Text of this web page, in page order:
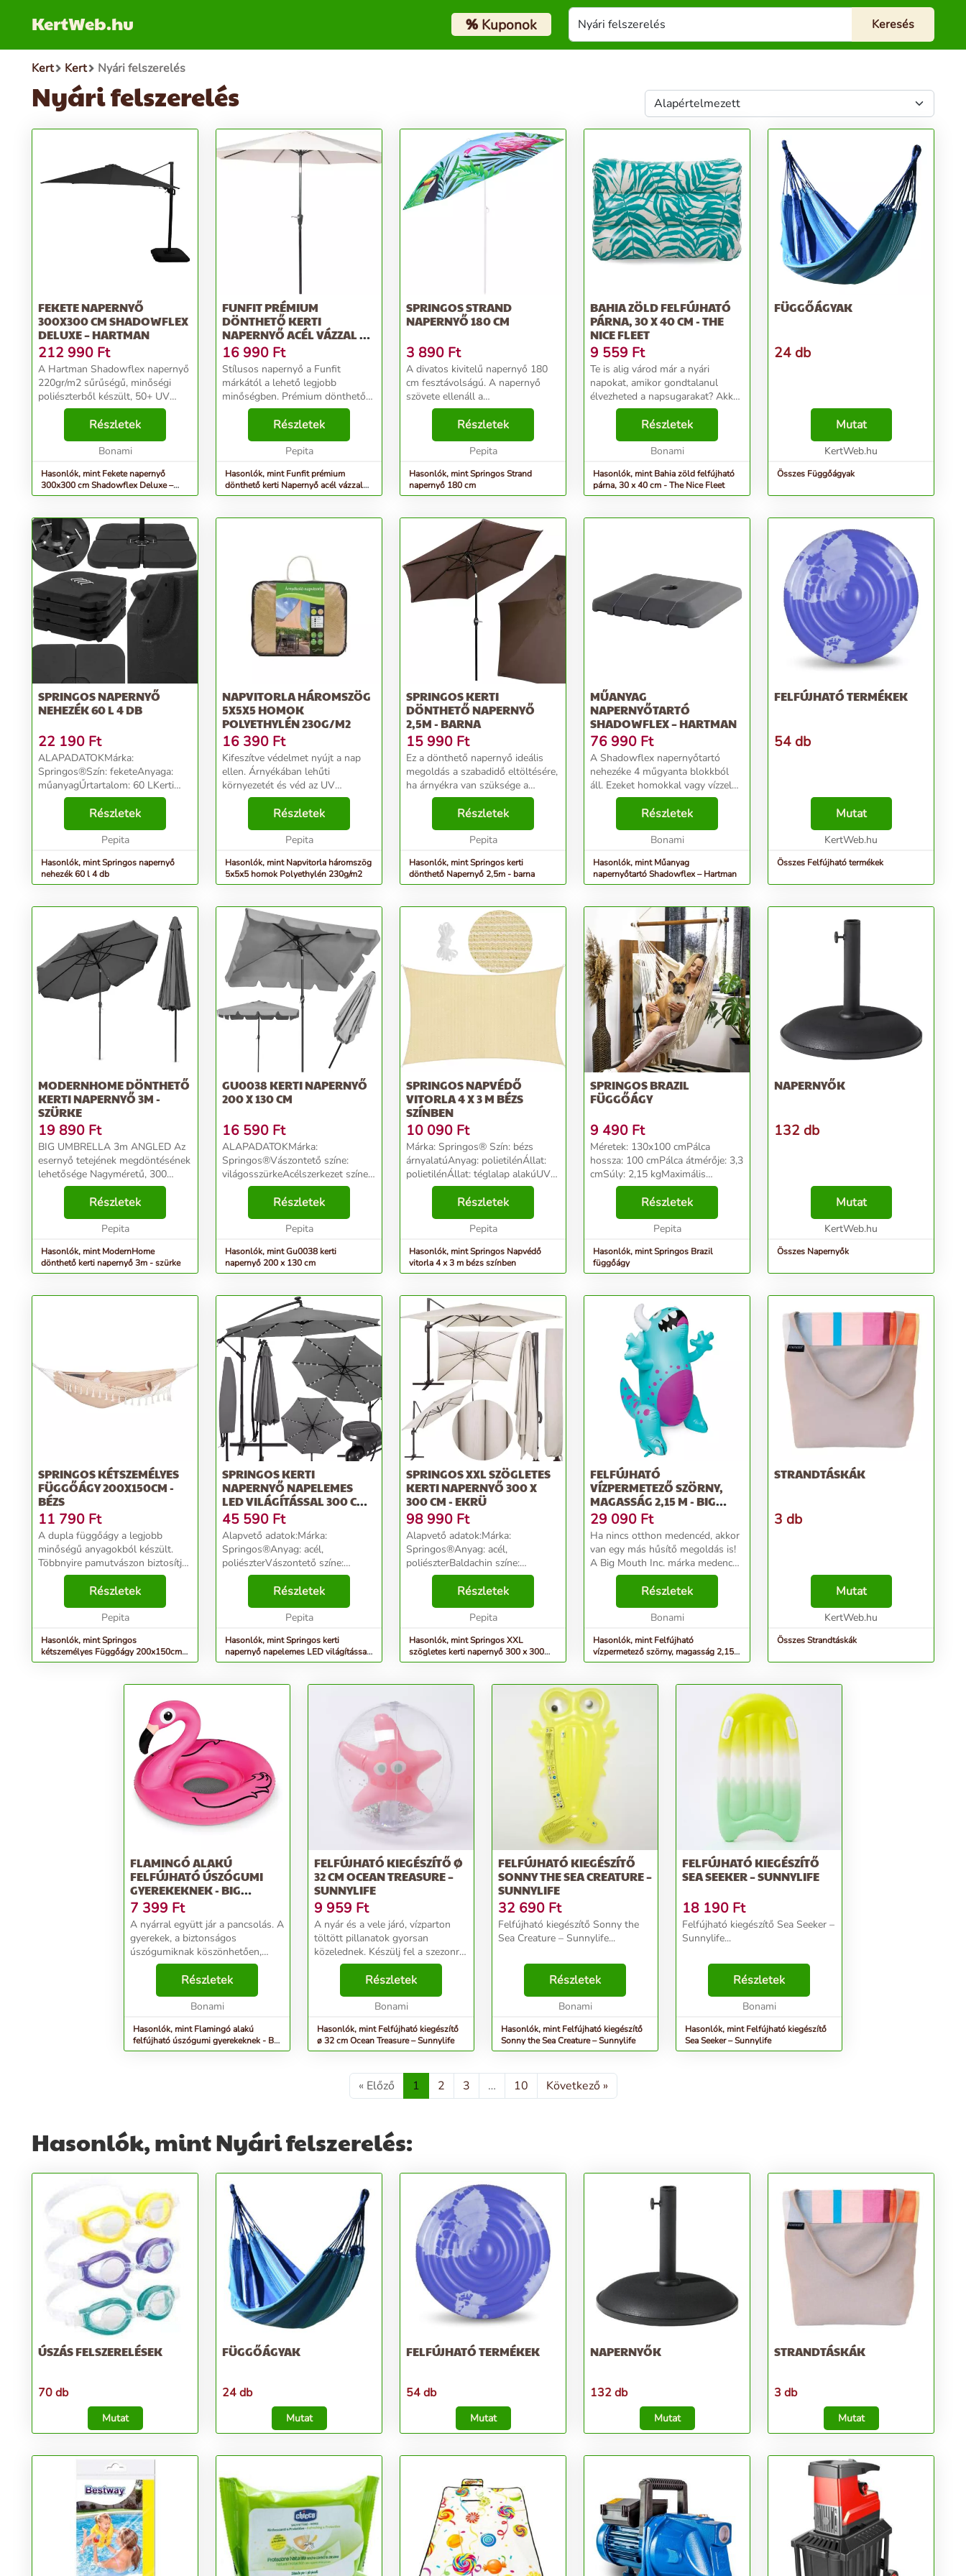
KertWeb.hu %Kuponok
Kert Kert Nyári felszerelés
Nyári felszerelés
FEKETE NAPERNYŐ
300X300 CM SHADOWFLEX
DELUXE – HARTMAN
212 990 Ft
A Hartman Shadowflex napernyő
220gr/m2 sűrűségű, minőségi
poliészterből készült, 50+ UV
szűrővel , amely erős, tartós,
megtartja a színét és visszaveri a
szennyeződéseket. Az alumínium
váznak köszönhe...
Részletek
Bonami
Hasonlók, mint Fekete napernyő
300x300 cm Shadowflex Deluxe –
Hartman
FUNFIT PRÉMIUM
DÖNTHETŐ KERTI
NAPERNYŐ ACÉL VÁZZAL ÉS
HAJTÓKARRAL...
16 990 Ft
Stílusos napernyő a Funfit
márkától a lehető legjobb
minőségben. Prémium dönthető
napernyője ideális választás a
kertben, teraszra vagy az erkélyre
egyaránt. A 3 méter átmérőjű
vízálló anyagborítással...
Részletek
Pepita
Hasonlók, mint Funfit prémium
dönthető kerti Napernyő acél vázzal
és hajtókarral...
SPRINGOS STRAND
NAPERNYŐ 180 CM
3 890 Ft
A divatos kivitelű napernyő 180
cm fesztávolságú. A napernyő
szövete ellenáll a
szennyeződéseknek és az időjárási
viszonyoknak. Ezenkívül az ernyő
dőlésszögének megváltoztatása
lehetővé teszi a napern...
Részletek
Pepita
Hasonlók, mint Springos Strand
napernyő 180 cm
BAHIA ZÖLD FELFÚJHATÓ
PÁRNA, 30 X 40 CM - THE
NICE FLEET
9 559 Ft
Te is alig várod már a nyári
napokat, amikor gondtalanul
élvezheted a napsugarakat? Akkor
hagyd, hogy a a The Nice Fleet
márka és a felfújható kiegészítők
becsalogassanak a vízbe! Ez a
felfújható pár...
Részletek
Bonami
Hasonlók, mint Bahia zöld felfújható
párna, 30 x 40 cm - The Nice Fleet
FÜGGŐÁGYAK
24 db
Mutat
KertWeb.hu
Összes Függőágyak
SPRINGOS NAPERNYŐ
NEHEZÉK 60 L 4 DB
22 190 Ft
ALAPADATOKMárka:
Springos®Szín: feketeAnyaga:
műanyagŰrtartalom: 60 LKerti
napernyő rakomány - 4 elemes
készletElemek méretei: 50 x 50 x
7 cmTartalmazza a következőket:
4x fémhorgony az elemek
Részletek
Pepita
Hasonlók, mint Springos napernyő
nehezék 60 l 4 db
NAPVITORLA HÁROMSZÖG
5X5X5 HOMOK
POLYETHYLÉN 230G/M2
16 390 Ft
Kifeszítve védelmet nyújt a nap
ellen. Árnyékában lehűti
környezetét és véd az UV
sugaraktól. Az erősített széleknek
és a sarkokban kialakított
rozsdamentes gyűrűknek
köszönhetően könnyen
Részletek
Pepita
Hasonlók, mint Napvitorla háromszög
5x5x5 homok Polyethylén 230g/m2
SPRINGOS KERTI
DÖNTHETŐ NAPERNYŐ
2,5M - BARNA
15 990 Ft
Ez a dönthető napernyő ideális
megoldás a szabadidő eltöltésére,
ha árnyékra van szüksége a
tengerparton, a medence mellett
vagy az udvaron, egész nyáron. A
napernyő megvéd a káros nap
sugárzásától és...
Részletek
Pepita
Hasonlók, mint Springos kerti
dönthető Napernyő 2,5m - barna
MŰANYAG
NAPERNYŐTARTÓ
SHADOWFLEX – HARTMAN
76 990 Ft
A Shadowflex napernyőtartó
nehezéke 4 műgyanta blokkból
áll. Ezeket homokkal vagy vízzel
lehet megtölteni, majd a talapzat
acélkeresztjére szerelni. Az egész
elegendő terhet képez egy
dönthető tengely...
Részletek
Bonami
Hasonlók, mint Műanyag
napernyőtartó Shadowflex – Hartman
FELFÚJHATÓ TERMÉKEK
54 db
Mutat
KertWeb.hu
Összes Felfújható termékek
MODERNHOME DÖNTHETŐ
KERTI NAPERNYŐ 3M -
SZÜRKE
19 890 Ft
BIG UMBRELLA 3m ANGLED Az
esernyő tetejének megdöntésének
lehetősége Nagyméretű, 300
centiméter átmérőjű tálka Eső- és
napálló anyag Stabil, tartós váz
Esernyőállító kurblimechanizmus
Szellőzőnyílás ...
Részletek
Pepita
Hasonlók, mint ModernHome
dönthető kerti napernyő 3m - szürke
GU0038 KERTI NAPERNYŐ
200 X 130 CM
16 590 Ft
ALAPADATOKMárka:
Springos®Vászontető színe:
világosszürkeAcélszerkezet színe:
feketeAnyag: 100% poliészter /
acélFelépítés: 4 panel - téglalap
alakú előtetőKiterjesztés
mechanizmusa: kurbliA
Részletek
Pepita
Hasonlók, mint Gu0038 kerti
napernyő 200 x 130 cm
SPRINGOS NAPVÉDŐ
VITORLA 4 X 3 M BÉZS
SZÍNBEN
10 090 Ft
Márka: Springos® Szín: bézs
árnyalatúAnyag: polietilénÁllat:
polietilénÁllat: téglalap alakúUV
védelem: 300 cm...
Részletek
Pepita
Hasonlók, mint Springos Napvédő
vitorla 4 x 3 m bézs színben
SPRINGOS BRAZIL
FÜGGŐÁGY
9 490 Ft
Méretek: 130x100 cmPálca
hossza: 100 cmPálca átmérője: 3,3
cmSúly: 2,15 kgMaximális
terhelés: 150kgAnyag: 65%
pamut 35%
poliészterKiegészítők:2 kényelmes
párnaOrnamentális
Részletek
Pepita
Hasonlók, mint Springos Brazil
függőágy
NAPERNYŐK
132 db
Mutat
KertWeb.hu
Összes Napernyők
SPRINGOS KÉTSZEMÉLYES
FÜGGŐÁGY 200X150CM -
BÉZS
11 790 Ft
A dupla függőágy a legjobb
minőségű anyagokból készült.
Többnyire pamutvászon biztosítja
a maximális légáteresztő
képességet és alkalmazkodik a
testhez. Összecsukva könnyű,
Részletek
Pepita
Hasonlók, mint Springos
kétszemélyes Függőágy 200x150cm -
bézs
SPRINGOS KERTI
NAPERNYŐ NAPELEMES
LED VILÁGÍTÁSSAL 300 CM -
SZÜRKE
45 590 Ft
Alapvető adatok:Márka:
Springos®Anyag: acél,
poliészterVászontető színe:
grafitSzerkezet: 8 panelVáz színe:
fekete, porszórtan bevonvaLED-ek
száma: 32Fény színe:
hidegfehérNapelemes
Részletek
Pepita
Hasonlók, mint Springos kerti
napernyő napelemes LED világítással
300 cm - szürke
SPRINGOS XXL SZÖGLETES
KERTI NAPERNYŐ 300 X
300 CM - EKRÜ
98 990 Ft
Alapvető adatok:Márka:
Springos®Anyag: acél,
poliészterBaldachin színe:
ekrüSzerkezet: 8 panelVászontető
alakja: négyzet alakúVáz színe:
barna, porszórtan
bevonvaMechanizmus:
Részletek
Pepita
Hasonlók, mint Springos XXL
szögletes kerti napernyő 300 x 300
cm - ekrü
FELFÚJHATÓ
VÍZPERMETEZŐ SZÖRNY,
MAGASSÁG 2,15 M - BIG
MOUTH INC.
29 090 Ft
Ha nincs otthon medencéd, akkor
van egy más hűsítő megoldás is!
A Big Mouth Inc. márka medence
nélkül is lehűti a forró nyári
elefánt vizet permetez a
gyerekekre és ö...
Részletek
Bonami
Hasonlók, mint Felfújható
vízpermetező szörny, magasság 2,15
m - Big Mouth Inc.
STRANDTÁSKÁK
3 db
Mutat
KertWeb.hu
Összes Strandtáskák
FLAMINGÓ ALAKÚ
FELFÚJHATÓ ÚSZÓGUMI
GYEREKEKNEK - BIG
MOUTH INC.
7 399 Ft
A nyárral együtt jár a pancsolás. A
gyerekek, a biztonságos
úszógumiknak köszönhetően,
magabiztosan mozoghatnak a
úszógumit, amelyik kitűnik majd a
többi közül! Az aranyos B...
Részletek
Bonami
Hasonlók, mint Flamingó alakú
felfújható úszógumi gyerekeknek - Big
Mouth Inc.
FELFÚJHATÓ KIEGÉSZÍTŐ Ø
32 CM OCEAN TREASURE –
SUNNYLIFE
9 959 Ft
A nyár és a vele járó, vízparton
töltött pillanatok gyorsan
közelednek. Készülj fel a szezonra
a Sunnylife márkával! Matracok,
napozóágyak és egyéb kiegészítők
vidám társaságot nyújtanak. Jó
Részletek
Bonami
Hasonlók, mint Felfújható kiegészítő
ø 32 cm Ocean Treasure – Sunnylife
FELFÚJHATÓ KIEGÉSZÍTŐ
SONNY THE SEA CREATURE –
SUNNYLIFE
32 690 Ft
Felfújható kiegészítő Sonny the
Sea Creature – Sunnylife...
Részletek
Bonami
Hasonlók, mint Felfújható kiegészítő
Sonny the Sea Creature – Sunnylife
FELFÚJHATÓ KIEGÉSZÍTŐ
SEA SEEKER – SUNNYLIFE
18 190 Ft
Felfújható kiegészítő Sea Seeker –
Sunnylife...
Részletek
Bonami
Hasonlók, mint Felfújható kiegészítő
Sea Seeker – Sunnylife
« Előző 1 2 3 … 10 Következő »
Hasonlók, mint Nyári felszerelés:
ÚSZÁS FELSZERELÉSEK
70 db
Mutat
FÜGGŐÁGYAK
24 db
Mutat
FELFÚJHATÓ TERMÉKEK
54 db
Mutat
NAPERNYŐK
132 db
Mutat
STRANDTÁSKÁK
3 db
Mutat